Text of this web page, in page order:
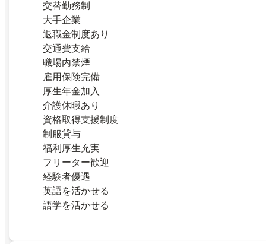
交替勤務制
大手企業
退職金制度あり
交通費支給
職場内禁煙
雇用保険完備
厚生年金加入
介護休暇あり
資格取得支援制度
制服貸与
福利厚生充実
フリーター歓迎
経験者優遇
英語を活かせる
語学を活かせる